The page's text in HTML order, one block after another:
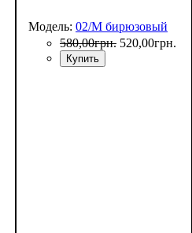
Модель: 02/M бирюзовый
580,00грн. 520,00грн.
Купить